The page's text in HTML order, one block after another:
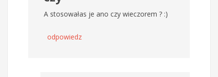
A stosowałas je ano czy wieczorem ? :)
odpowiedz